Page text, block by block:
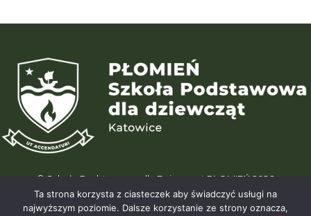
© Szkoła Podstawowa dla Dziewcząt PŁOMIEŃ 2026
ul. Karliczka 15 | 40-488 Katowice (Giszowiec) | tel. +48 664 195 196
| info@wegielek.edu.pl
Ta strona korzysta z ciasteczek aby świadczyć usługi na
najwyższym poziomie. Dalsze korzystanie ze strony oznacza,